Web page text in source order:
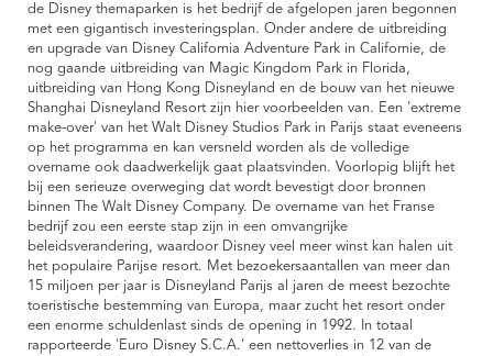
de Disney themaparken is het bedrijf de afgelopen jaren begonnen
met een gigantisch investeringsplan. Onder andere de uitbreiding
en upgrade van Disney California Adventure Park in Californie, de
nog gaande uitbreiding van Magic Kingdom Park in Florida,
uitbreiding van Hong Kong Disneyland en de bouw van het nieuwe
Shanghai Disneyland Resort zijn hier voorbeelden van. Een 'extreme
make-over' van het Walt Disney Studios Park in Parijs staat eveneens
op het programma en kan versneld worden als de volledige
overname ook daadwerkelijk gaat plaatsvinden. Voorlopig blijft het
bij een serieuze overweging dat wordt bevestigt door bronnen
binnen The Walt Disney Company. De overname van het Franse
bedrijf zou een eerste stap zijn in een omvangrijke
beleidsverandering, waardoor Disney veel meer winst kan halen uit
het populaire Parijse resort. Met bezoekersaantallen van meer dan
15 miljoen per jaar is Disneyland Parijs al jaren de meest bezochte
toeristische bestemming van Europa, maar zucht het resort onder
een enorme schuldenlast sinds de opening in 1992. In totaal
rapporteerde 'Euro Disney S.C.A.' een nettoverlies in 12 van de